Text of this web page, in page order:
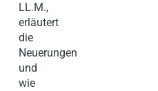
LL.M.,
erläutert
die
Neuerungen
und
wie